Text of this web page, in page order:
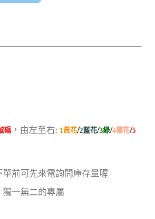
碼 ，由左至右: 1黃花/2藍花/3綠/4櫻花/5
前可先來電詢問庫存量喔
一無二的專屬